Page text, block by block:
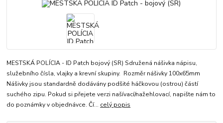
MESTSKÁ POLÍCIA - ID Patch bojový (SR) Sdružená nášivka nápisu,
služebního čísla, vlajky a krevní skupiny. Rozměr nášivky 100x65mm
Nášivky jsou standardně dodávány podšité háčkovou (ostrou) částí
suchého zipu. Pokud si přejete verzi našívací/nažehlovací, napište nám to
do poznámky v objednávce. Čí... celý popis